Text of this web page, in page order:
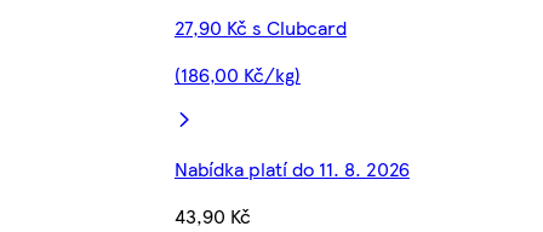
27,90 Kč s Clubcard
(186,00 Kč/kg)
Nabídka platí do 11. 8. 2026
43,90 Kč